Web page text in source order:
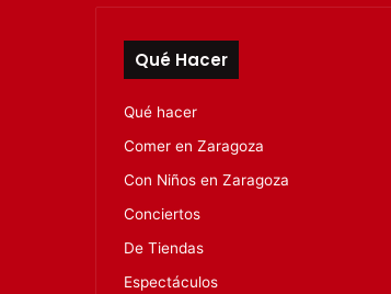
Qué Hacer
Qué hacer
Comer en Zaragoza
Con Niños en Zaragoza
Conciertos
De Tiendas
Espectáculos